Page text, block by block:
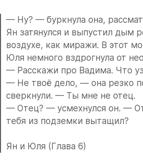
— Ну? — буркнула она,
Ян затянулся и выпустил дым
воздухе, как миражи. В этот
Юля немного вздрогнула от
— Расскажи про Вадима. Что
— Не твоё дело, — она резко
сверкнули. — Ты мне не отец.
— Отец? — усмехнулся он. —
тебя из подземки вытащил?
Ян и Юля (Глава 6)